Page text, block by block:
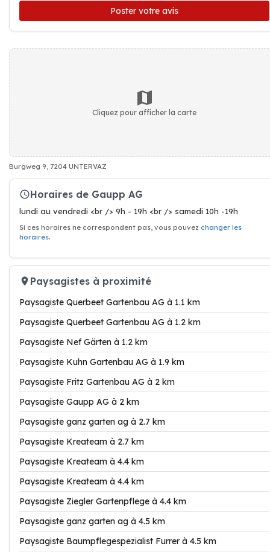
Poster votre avis
Cliquez pour afficher la carte
Burgweg 9, 7204 UNTERVAZ
Horaires de Gaupp AG
lundi au vendredi <br /> 9h - 19h <br /> samedi 10h -19h
Si ces horaires ne correspondent pas, vous pouvez changer les
horaires.
Paysagistes à proximité
Paysagiste Querbeet Gartenbau AG à 1.1 km
Paysagiste Querbeet Gartenbau AG à 1.2 km
Paysagiste Nef Gärten à 1.2 km
Paysagiste Kuhn Gartenbau AG à 1.9 km
Paysagiste Fritz Gartenbau AG à 2 km
Paysagiste Gaupp AG à 2 km
Paysagiste ganz garten ag à 2.7 km
Paysagiste Kreateam à 2.7 km
Paysagiste Kreateam à 4.4 km
Paysagiste Kreateam à 4.4 km
Paysagiste Ziegler Gartenpflege à 4.4 km
Paysagiste ganz garten ag à 4.5 km
Paysagiste Baumpflegespezialist Furrer à 4.5 km